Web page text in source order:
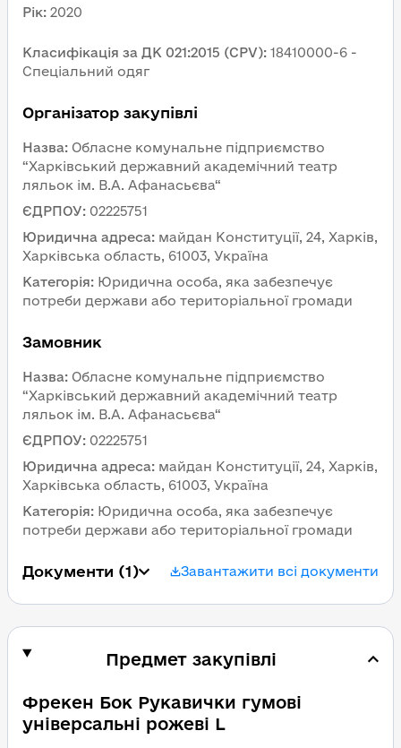
Рік: 2020
Класифікація за ДК 021:2015 (CPV): 18410000-6 -
Спеціальний одяг
Організатор закупівлі
Назва: Обласне комунальне підприємство
“Харківський державний академічний театр
ляльок ім. В.А. Афанасьєва“
ЄДРПОУ: 02225751
Юридична адреса: майдан Конституції, 24, Харків,
Харківська область, 61003, Україна
Категорія: Юридична особа, яка забезпечує
потреби держави або територіальної громади
Замовник
Назва: Обласне комунальне підприємство
“Харківський державний академічний театр
ляльок ім. В.А. Афанасьєва“
ЄДРПОУ: 02225751
Юридична адреса: майдан Конституції, 24, Харків,
Харківська область, 61003, Україна
Категорія: Юридична особа, яка забезпечує
потреби держави або територіальної громади
Документи (1) Завантажити всі документи
Предмет закупівлі
Фрекен Бок Рукавички гумові
універсальні рожеві L